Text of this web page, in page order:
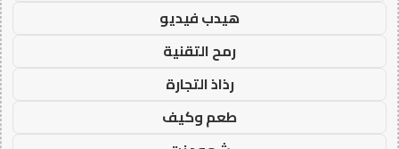
هيدب فيديو
رمح التقنية
رذاذ التجارة
طعم وكيف